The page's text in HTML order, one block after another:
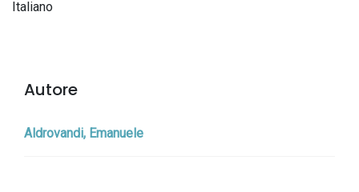
Italiano
Autore
Aldrovandi, Emanuele